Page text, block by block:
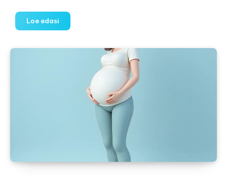
Loe edasi
1-